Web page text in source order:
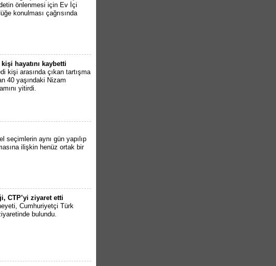
önlenmesi için Ev İçi
konulması çağrısında
hayatını kaybetti
kişi arasında çıkan tartışma
40 yaşındaki Nizam
yitirdi.
seçimlerin aynı gün yapılıp
ilişkin henüz ortak bir
CTP’yi ziyaret etti
Cumhuriyetçi Türk
bulundu.